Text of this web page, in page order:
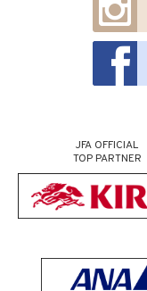
JFA OFFICIAL
TOP PARTNER